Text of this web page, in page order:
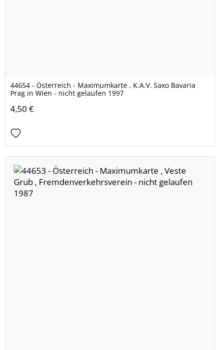
44654 - Österreich - Maximumkarte , K.A.V. Saxo Bavaria
Prag in Wien - nicht gelaufen 1997
4,50 €